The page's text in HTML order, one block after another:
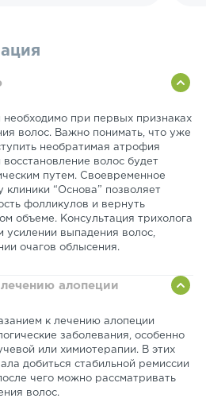
при первых признаках
волос. Важно понимать, что уже
необратимая атрофия
волос будет
путем. Своевременное
“Основа” позволяет
фолликулов и вернуть
объеме. Консультация трихолога
усилении выпадения волос,
очагов облысения.
алопеции
к лечению алопеции
заболевания, особенно
или химиотерапии. В этих
добиться стабильной ремиссии
чего можно рассматривать
волос.